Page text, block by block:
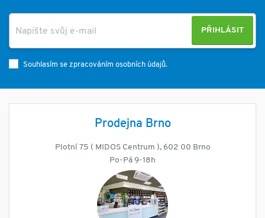
PŘIHLÁSIT
Souhlasím se zpracováním osobních údajů.
Prodejna Brno
Plotní 75 ( MIDOS Centrum ), 602 00 Brno
Po-Pá 9-18h